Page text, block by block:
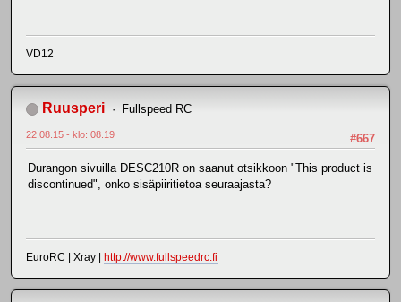
VD12
Ruusperi Fullspeed RC
#667
22.08.15 - klo: 08.19
Durangon sivuilla DESC210R on saanut otsikkoon "This product is
discontinued", onko sisäpiiritietoa seuraajasta?
EuroRC | Xray | http://www.fullspeedrc.fi